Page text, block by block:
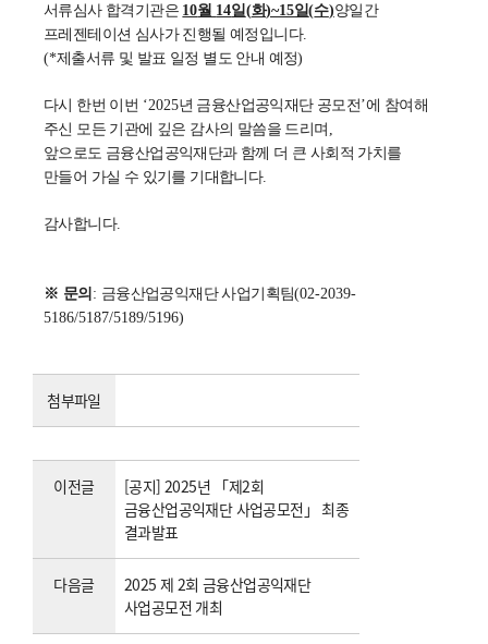
서류심사 합격기관은 10월 14일 (화)~15일(수)양일간
프레젠테이션 심사가 진행될 예정입니다.
(*제출서류 및 발표 일정 별도 안내 예정)
다시 한번 이번 ‘2025년 금융산업공익재단 공모전 ’에 참여해
주신 모든 기관에 깊은 감사의 말씀을 드리며
앞으로도 금융산업공익재단과 함께 더 큰 사회적 가치를
만들어 가실 수 있기를 기대합니다.
감사합니다.
※ 문의 : 금융산업공익재단 사업기획팀(02-2039-
5186/5187/5189/5196)
첨부파일
이전글
[공지] 2025년 「제2회
금융산업공익재단 사업공모전」 최종
결과발표
다음글
2025 제 2회 금융산업공익재단
사업공모전 개최